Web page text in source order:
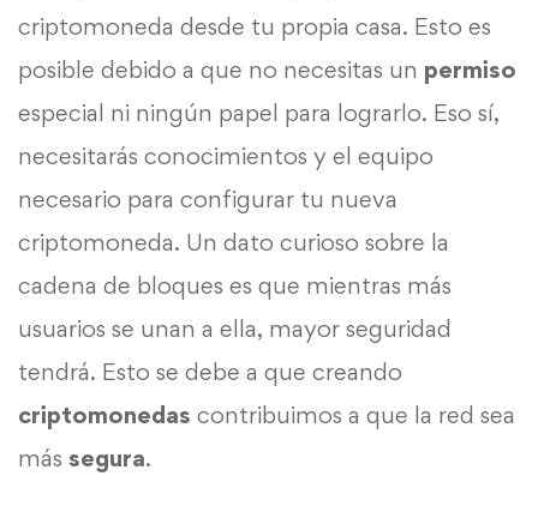
criptomoneda desde tu propia casa. Esto es
posible debido a que no necesitas un permiso
especial ni ningún papel para lograrlo. Eso sí,
necesitarás conocimientos y el equipo
necesario para configurar tu nueva
criptomoneda. Un dato curioso sobre la
cadena de bloques es que mientras más
usuarios se unan a ella, mayor seguridad
tendrá. Esto se debe a que creando
criptomonedas contribuimos a que la red sea
más segura.